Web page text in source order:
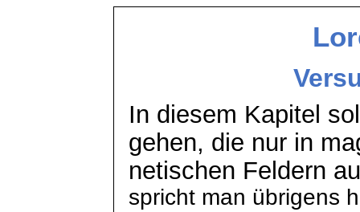
In diesem Kapitel
gehen, die nur in
netischen Feldern
spricht man übrigens